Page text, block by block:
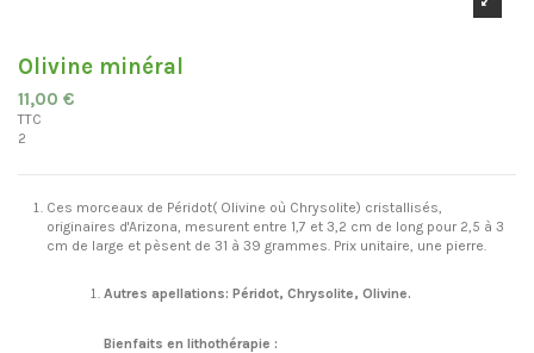
Olivine minéral
11,00 €
TTC
2
Ces morceaux de Péridot( Olivine où Chrysolite) cristallisés,
originaires d'Arizona, mesurent entre 1,7 et 3,2 cm de long pour 2,5 à 3
cm de large et pèsent de 31 à 39 grammes. Prix unitaire, une pierre.
Autres apellations: Péridot, Chrysolite, Olivine.
Bienfaits en lithothérapie :